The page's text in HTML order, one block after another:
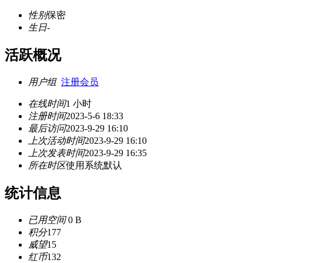
性别保密
生日-
活跃概况
用户组 注册会员
在线时间1 小时
注册时间2023-5-6 18:33
最后访问2023-9-29 16:10
上次活动时间2023-9-29 16:10
上次发表时间2023-9-29 16:35
所在时区使用系统默认
统计信息
已用空间0 B
积分177
威望15
红币132